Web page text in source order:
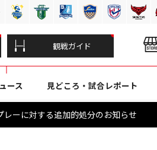
観戦ガイド
ース 見どころ・試合レポート
ーに対する追加的処分のお知らせ